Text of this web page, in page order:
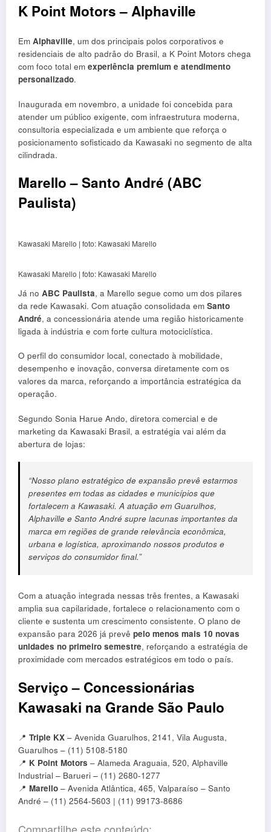
K Point Motors – Alphaville
Em Alphaville, um dos principais polos corporativos e
residenciais de alto padrão do Brasil, a K Point Motors chega
com foco total em experiência premium e atendimento
personalizado.
Inaugurada em novembro, a unidade foi concebida para
atender um público exigente, com infraestrutura moderna,
consultoria especializada e um ambiente que reforça o
posicionamento sofisticado da Kawasaki no segmento de alta
cilindrada.
Marello – Santo André (ABC
Paulista)
Kawasaki Marello | foto: Kawasaki Marello
Kawasaki Marello | foto: Kawasaki Marello
Já no ABC Paulista, a Marello segue como um dos pilares
da rede Kawasaki. Com atuação consolidada em Santo
André, a concessionária atende uma região historicamente
ligada à indústria e com forte cultura motociclística.
O perfil do consumidor local, conectado à mobilidade,
desempenho e inovação, conversa diretamente com os
valores da marca, reforçando a importância estratégica da
operação.
Segundo Sonia Harue Ando, diretora comercial e de
marketing da Kawasaki Brasil, a estratégia vai além da
abertura de lojas:
“Nosso plano estratégico de expansão prevê estarmos
presentes em todas as cidades e municípios que
fortalecem a Kawasaki. A atuação em Guarulhos,
Alphaville e Santo André supre lacunas importantes da
marca em regiões de grande relevância econômica,
urbana e logística, aproximando nossos produtos e
serviços do consumidor final.”
Com a atuação integrada nessas três frentes, a Kawasaki
amplia sua capilaridade, fortalece o relacionamento com o
cliente e sustenta um crescimento consistente. O plano de
expansão para 2026 já prevê pelo menos mais 10 novas
unidades no primeiro semestre, reforçando a estratégia de
proximidade com mercados estratégicos em todo o país.
Serviço – Concessionárias
Kawasaki na Grande São Paulo
📍 Triple KX – Avenida Guarulhos, 2141, Vila Augusta,
Guarulhos – (11) 5108-5180
📍 K Point Motors – Alameda Araguaia, 520, Alphaville
Industrial – Barueri – (11) 2680-1277
📍 Marello – Avenida Atlântica, 465, Valparaíso – Santo
André – (11) 2564-5603 | (11) 99173-8686